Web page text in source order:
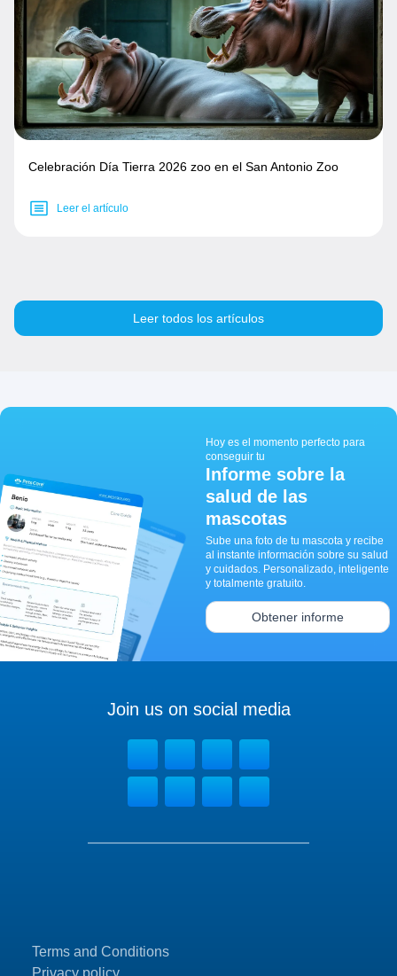
Celebración Día Tierra 2026 zoo en el San Antonio Zoo
Leer el artículo
Leer todos los artículos
Hoy es el momento perfecto para
conseguir tu
Informe sobre la
salud de las
mascotas
Sube una foto de tu mascota y recibe
al instante información sobre su salud
y cuidados. Personalizado, inteligente
y totalmente gratuito.
Obtener informe
Terms and Conditions
Join us on social media